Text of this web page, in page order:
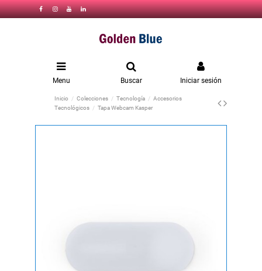
Menu Buscar Iniciar sesión
Inicio Colecciones Tecnología
Accesorios
Tecnológicos
Tapa Webcam Kasper